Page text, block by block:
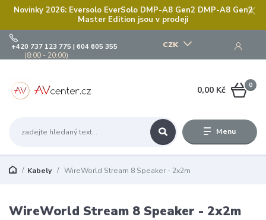
Novinky 2026: Eversolo EverSolo DMP-A8 Gen2 DMP-A8 Gen2
Master Edition jsou v prodeji
Menu
CZK
+420 737 123 775 | 604 605 355
(8:00 - 20:00)
0
0,00 Kč
Kabely WireWorld Stream 8 Speaker - 2x2m
WireWorld Stream 8 Speaker - 2x2m